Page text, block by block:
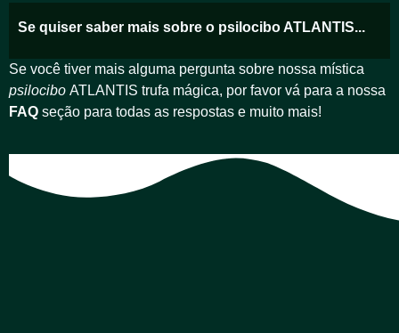
Se quiser saber mais sobre o psilocibo ATLANTIS...
Se você tiver mais alguma pergunta sobre nossa mística
psilocibo ATLANTIS trufa mágica, por favor vá para a nossa
FAQ seção para todas as respostas e muito mais!